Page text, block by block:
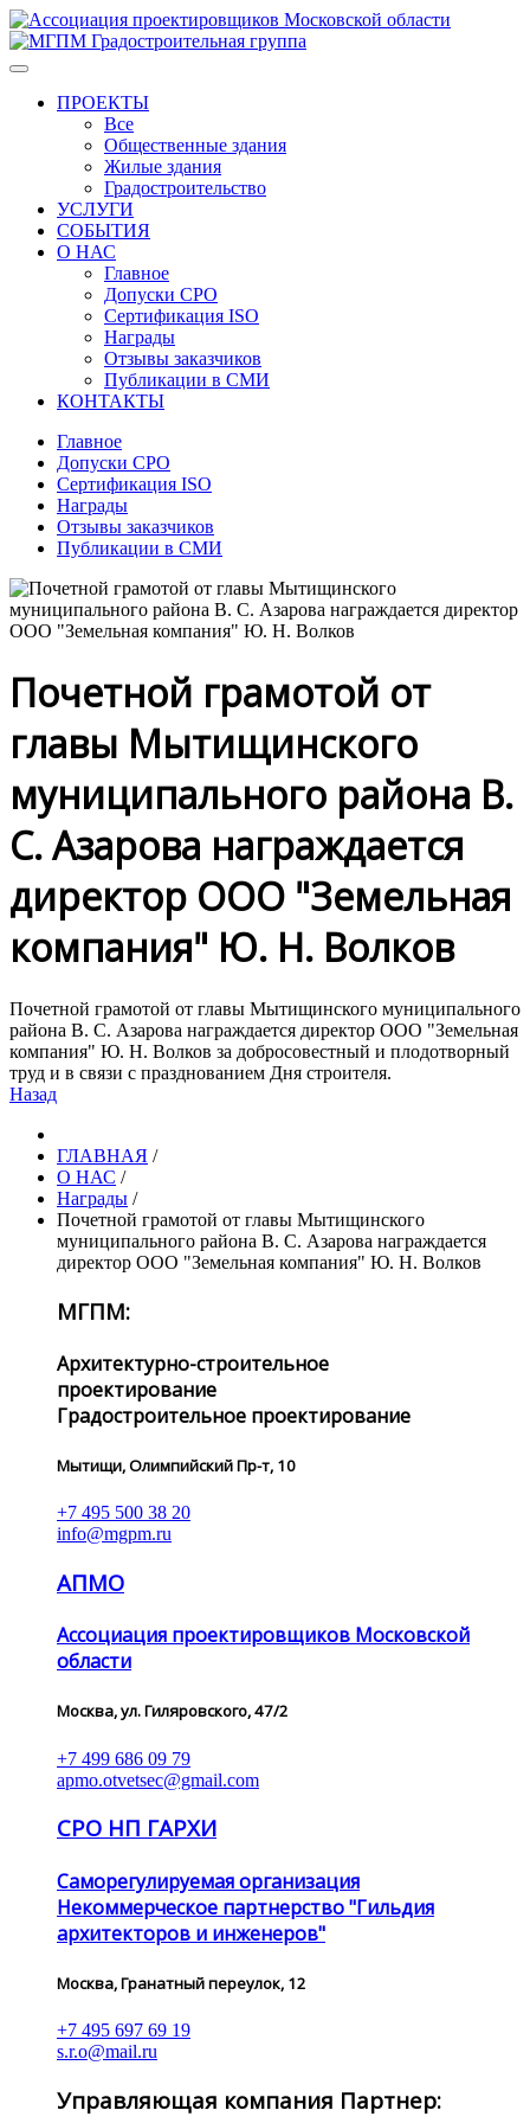
ПРОЕКТЫ
Все
Общественные здания
Жилые здания
Градостроительство
УСЛУГИ
СОБЫТИЯ
О НАС
Главное
Допуски СРО
Сертификация ISO
Награды
Отзывы заказчиков
Публикации в СМИ
КОНТАКТЫ
Главное
Допуски СРО
Сертификация ISO
Награды
Отзывы заказчиков
Публикации в СМИ
Почетной грамотой от
главы Мытищинского
муниципального района В.
С. Азарова награждается
директор ООО "Земельная
компания" Ю. Н. Волков
Почетной грамотой от главы Мытищинского муниципального
района В. С. Азарова награждается директор ООО "Земельная
компания" Ю. Н. Волков за добросовестный и плодотворный
труд и в связи с празднованием Дня строителя.
Назад
ГЛАВНАЯ /
О НАС /
Награды /
Почетной грамотой от главы Мытищинского
муниципального района В. С. Азарова награждается
директор ООО "Земельная компания" Ю. Н. Волков
МГПМ:
Архитектурно-строительное
проектирование
Градостроительное проектирование
Мытищи, Олимпийский Пр-т, 10
+7 495 500 38 20
info@mgpm.ru
АПМО
Ассоциация проектировщиков Московской
области
Москва, ул. Гиляровского, 47/2
+7 499 686 09 79
apmo.otvetsec@gmail.com
СРО НП ГАРХИ
Саморегулируемая организация
Некоммерческое партнерство "Гильдия
архитекторов и инженеров"
Москва, Гранатный переулок, 12
+7 495 697 69 19
s.r.o@mail.ru
Управляющая компания Партнер: